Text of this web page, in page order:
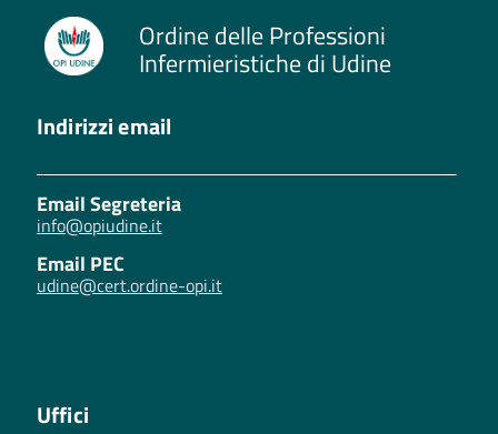
Ordine delle Professioni
Infermieristiche di Udine
Indirizzi email
Email Segreteria
info@opiudine.it
Email PEC
udine@cert.ordine-opi.it
Uffici